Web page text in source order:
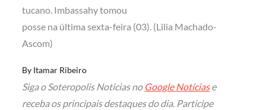
tucano. Imbassahy tomou
posse na última sexta-feira (03). (Lilia Machado-
Ascom)
By Itamar Ribeiro
Siga o Soteropolis Noticias no Google Notíciase
receba os principais destaques do dia. Participe